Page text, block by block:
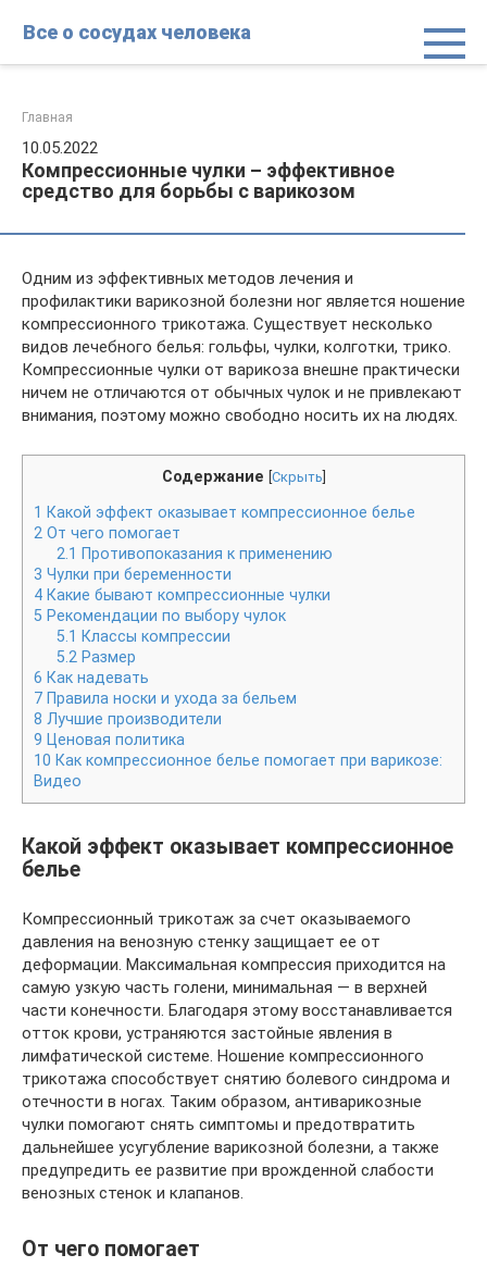
Все о сосудах человека
Главная
10.05.2022
Компрессионные чулки – эффективное
средство для борьбы с варикозом
Одним из эффективных методов лечения и
профилактики варикозной болезни ног является ношение
компрессионного трикотажа. Существует несколько
видов лечебного белья: гольфы, чулки, колготки, трико.
Компрессионные чулки от варикоза внешне практически
ничем не отличаются от обычных чулок и не привлекают
внимания, поэтому можно свободно носить их на людях.
Содержание Скрыть
1 Какой эффект оказывает компрессионное белье
2 От чего помогает
2.1 Противопоказания к применению
3 Чулки при беременности
4 Какие бывают компрессионные чулки
5 Рекомендации по выбору чулок
5.1 Классы компрессии
5.2 Размер
6 Как надевать
7 Правила носки и ухода за бельем
8 Лучшие производители
9 Ценовая политика
10 Как компрессионное белье помогает при варикозе:
Видео
Какой эффект оказывает компрессионное
белье
Компрессионный трикотаж за счет оказываемого
давления на венозную стенку защищает ее от
деформации. Максимальная компрессия приходится на
самую узкую часть голени, минимальная — в верхней
части конечности. Благодаря этому восстанавливается
отток крови, устраняются застойные явления в
лимфатической системе. Ношение компрессионного
трикотажа способствует снятию болевого синдрома и
отечности в ногах. Таким образом, антиварикозные
чулки помогают снять симптомы и предотвратить
дальнейшее усугубление варикозной болезни, а также
предупредить ее развитие при врожденной слабости
венозных стенок и клапанов.
От чего помогает